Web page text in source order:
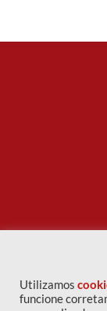
Utilizamos
funcione